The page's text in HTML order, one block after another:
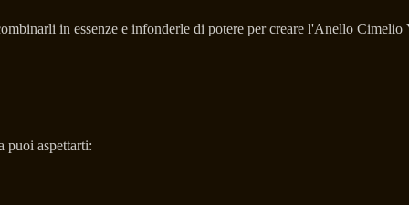
in essenze e infonderle di potere per creare l'Anello
puoi aspettarti: